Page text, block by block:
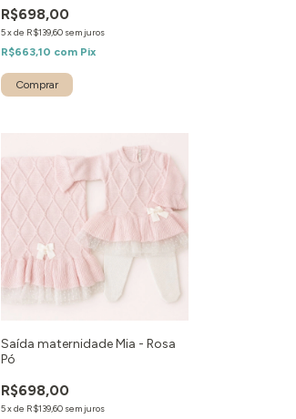
R$698,00
5xde R$139,60 sem juros
R$663,10 com Pix
Comprar
Saída maternidade Mia - Rosa
Pó
R$698,00
5xde R$139,60 sem juros